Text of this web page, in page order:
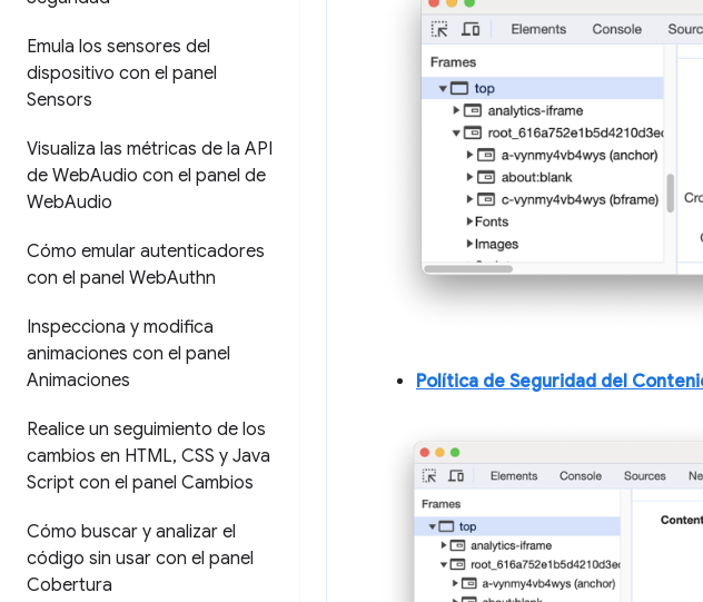
Emula los sensores del
dispositivo con el panel
Sensors
Visualiza las métricas de la API
de WebAudio con el panel de
WebAudio
Cómo emular autenticadores
con el panel WebAuthn
Inspecciona y modifica
animaciones con el panel
Animaciones
Realice un seguimiento de los
cambios en HTML, CSS y Java
Script con el panel Cambios
Cómo buscar y analizar el
código sin usar con el panel
Cobertura
Política de Seguridad del